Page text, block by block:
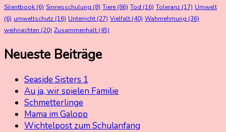
Silentbook (6) Sinnesschulung (8) Tiere(86) Tod (16) Toleranz (17) Umwelt
(6) umweltschutz (16) Unterricht (27) Vielfalt (40) Wahrnehmung (36)
weihnachten (20) Zusammenhalt (45)
Neueste Beiträge
Seaside Sisters 1
Au ja, wir spielen Familie
Schmetterlinge
Mama im Galopp
Wichtelpost zum Schulanfang